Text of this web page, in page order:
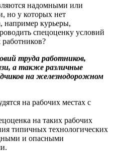
надомными или
но у которых нет
например курьеры,
спецоценку условий
работников?
труда работников,
а также различные
на железнодорожном
на рабочих местах с
на таких рабочих
типичных технологических
и опасными